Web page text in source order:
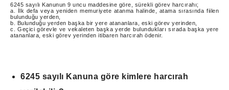
6245 sayılı Kanunun 9 uncu maddesine göre, sürekli görev harcırahı;
a. İlk defa veya yeniden memuriyete atanma halinde, atama sırasında fiilen
bulunduğu yerden,
b. Bulunduğu yerden başka bir yere atananlara, eski görev yerinden,
c. Geçici görevle ve vekaleten başka yerde bulundukları sırada başka yere
atananlara, eski görev yerinden itibaren harcırah ödenir.
6245 sayılı Kanuna göre kimlere harcırah